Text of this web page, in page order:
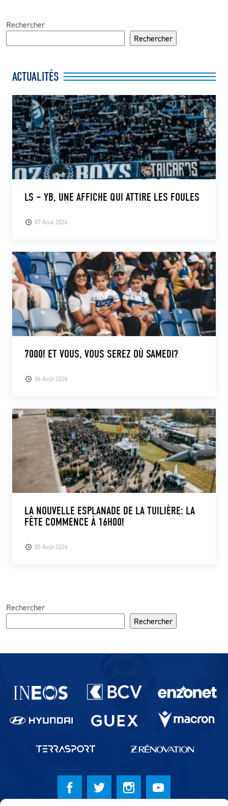
Rechercher
Rechercher
ACTUALITÉS
07 Août 2026
LS – YB, UNE AFFICHE QUI ATTIRE LES FOULES
06 Août 2026
7000! ET VOUS, VOUS SEREZ OÙ SAMEDI?
05 Août 2026
LA NOUVELLE ESPLANADE DE LA TUILIÈRE: LA
FÊTE COMMENCE À 16H00!
Rechercher
Rechercher
Partenaires du lausanne-Sport